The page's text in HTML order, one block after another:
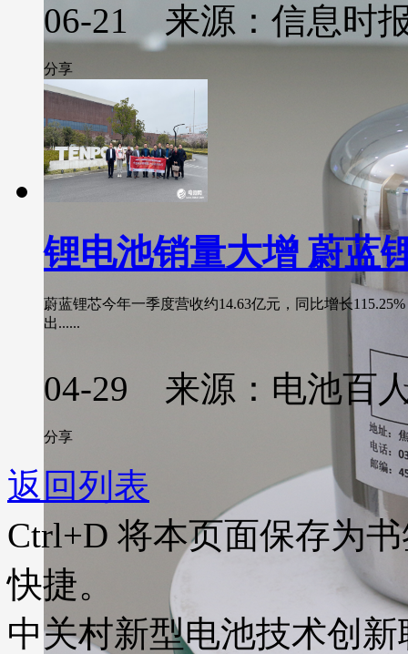
06-21 来源：信息时
分享
锂电池销量大增 蔚蓝
蔚蓝锂芯今年一季度营收约14.63亿元，同比增长
出......
04-29 来源：电池百
分享
返回列表
Ctrl+D 将本页面保存为
快捷。
中关村新型电池技术创